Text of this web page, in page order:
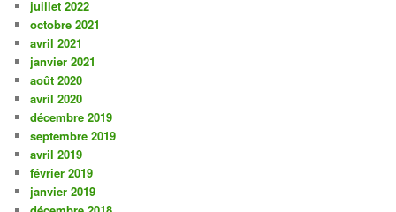
juillet 2022
octobre 2021
avril 2021
janvier 2021
août 2020
avril 2020
décembre 2019
septembre 2019
avril 2019
février 2019
janvier 2019